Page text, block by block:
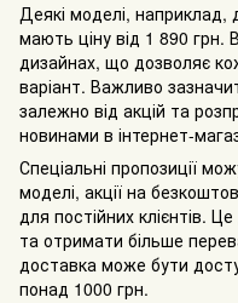
Деякі моделі, наприклад,
мають ціну від 1 890 грн.
дизайнах, що дозволяє
варіант. Важливо
залежно від акцій та
новинами в інтернет-
Спеціальні пропозиції
моделі, акції на
для постійних клієнтів.
та отримати більше
доставка може бути
понад 1000 грн.